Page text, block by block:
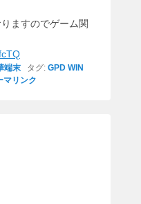
ますのでゲーム関
端末 タグ: GPD WIN
マリンク